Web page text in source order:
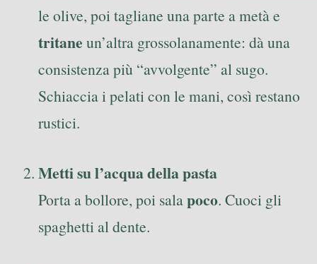
le olive, poi tagliane una parte a metà e
tritane un’altra grossolanamente: dà una
consistenza più “avvolgente” al sugo.
Schiaccia i pelati con le mani, così restano
rustici.
Metti su l’acqua della pasta
Porta a bollore, poi salapoco. Cuoci gli
spaghetti al dente.